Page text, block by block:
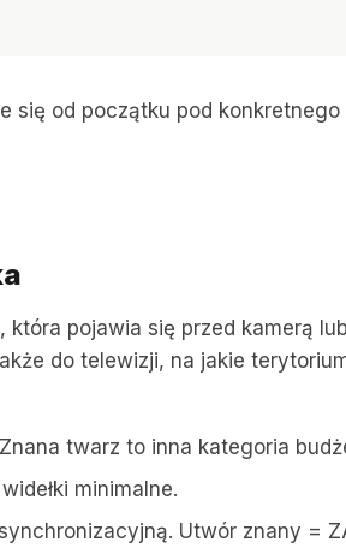
się od początku pod
pojawia się przed kamerą
do telewizji, na jakie
twarz to inna kategoria
minimalne.
Utwór znany =